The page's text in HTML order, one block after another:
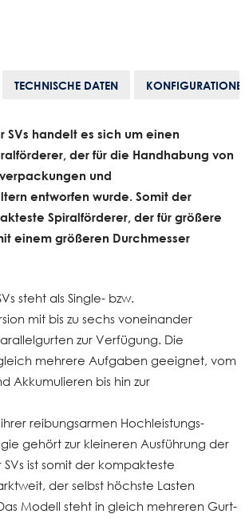
TECHNISCHE DATEN KONFIGURATIONEN
SVs handelt es sich um einen
der für die Handhabung von
und
entworfen wurde. Somit der
Spiralförderer, der für größere
einem größeren Durchmesser
steht als Single- bzw.
mit bis zu sechs voneinander
zur Verfügung. Die
mehrere Aufgaben geeignet, vom
Akkumulieren bis hin zur
ihrer reibungsarmen Hochleistungs-
gehört zur kleineren Ausführung der
SVs ist somit der kompakteste
der selbst höchste Lasten
Modell steht in gleich mehreren Gurt-